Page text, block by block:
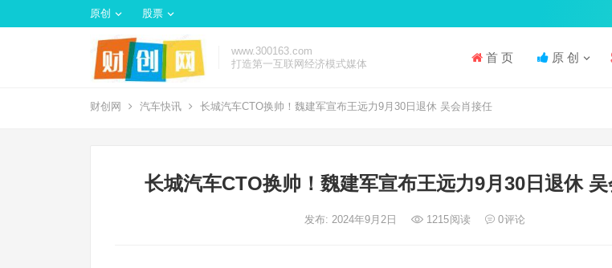
原创 股票
www.300163.com
打造第一互联网经济模式媒体
首 页 原 创
财创网 汽车快讯 长城汽车CTO换帅！魏建军宣布王远力9月30日退休 吴会肖接任
长城汽车CTO换帅！魏建军宣布王远力9月30日退休
发布: 2024年9月2日 1215阅读 0评论